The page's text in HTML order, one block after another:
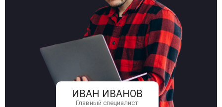
ИВАН ИВАНОВ
Главный специалист